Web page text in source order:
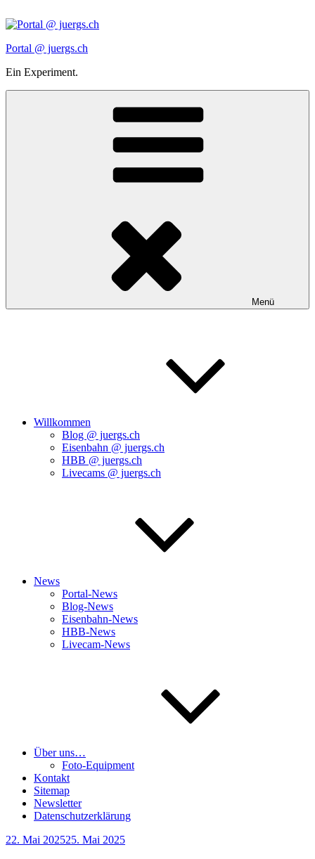
Inhalt
Portal @ juergs.ch
Ein Experiment.
Menü
Willkommen
Blog @ juergs.ch
Eisenbahn @ juergs.ch
HBB @ juergs.ch
Livecams @ juergs.ch
News
Portal-News
Blog-News
Eisenbahn-News
HBB-News
Livecam-News
Über uns…
Foto-Equipment
Kontakt
Sitemap
Newsletter
Datenschutzerklärung
Veröffentlicht
22. Mai 202525. Mai 2025